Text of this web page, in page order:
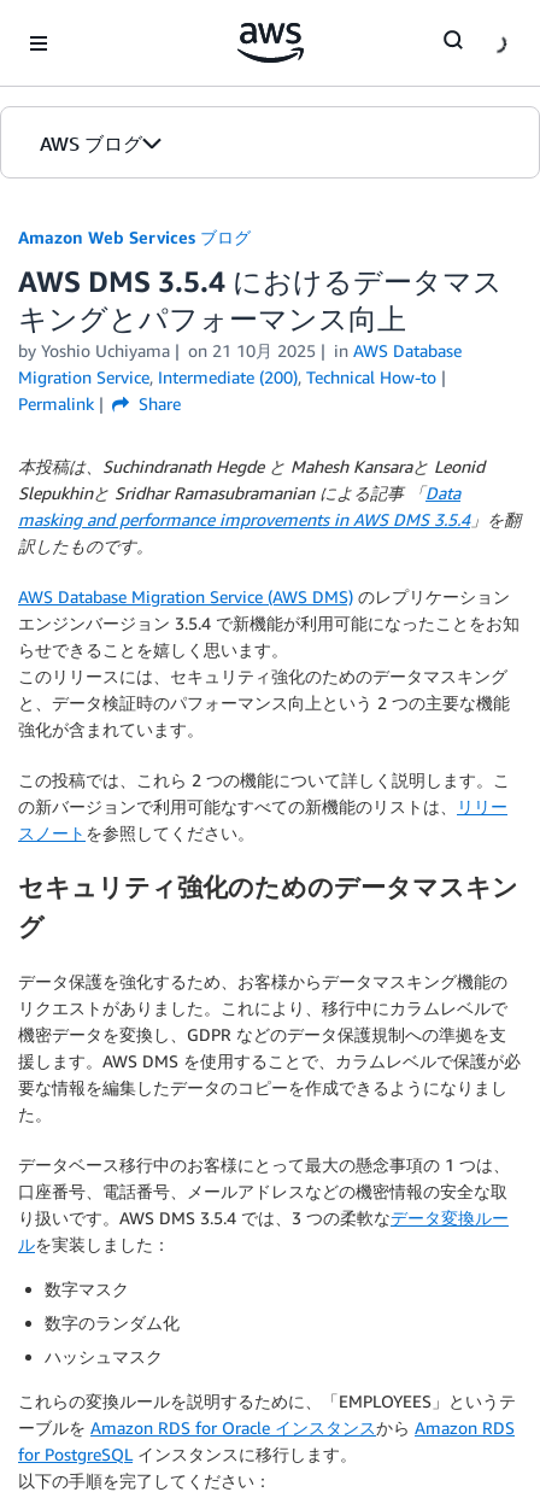
AWS ブログ
カテゴリ
エディション
Amazon Web Services ブログ
AWS DMS 3.5.4 におけるデータマス
キングとパフォーマンス向上
by Yoshio Uchiyama on 21 10月 2025 in AWS Database
Migration Service, Intermediate (200), Technical How-to
Permalink
Share
本投稿は、Suchindranath Hegde と Mahesh Kansaraと Leonid
Slepukhinと Sridhar Ramasubramanian による記事 「Data
masking and performance improvements in AWS DMS 3.5.4」を翻
訳したものです。
AWS Database Migration Service (AWS DMS) のレプリケーション
エンジンバージョン 3.5.4 で新機能が利用可能になったことをお知
らせできることを嬉しく思います。
このリリースには、セキュリティ強化のためのデータマスキング
と、データ検証時のパフォーマンス向上という 2 つの主要な機能
強化が含まれています。
この投稿では、これら 2 つの機能について詳しく説明します。こ
の新バージョンで利用可能なすべての新機能のリストは、
リリー
スノート を参照してください。
セキュリティ強化のためのデータマスキン
グ
データ保護を強化するため、お客様からデータマスキング機能の
リクエストがありました。これにより、移行中にカラムレベルで
機密データを変換し、GDPR などのデータ保護規制への準拠を支
援します。AWS DMS を使用することで、カラムレベルで保護が必
要な情報を編集したデータのコピーを作成できるようになりまし
た。
データベース移行中のお客様にとって最大の懸念事項の 1 つは、
口座番号、電話番号、メールアドレスなどの機密情報の安全な取
り扱いです。AWS DMS 3.5.4 では、3 つの柔軟なデータ変換ルー
ルを実装しました：
数字マスク
数字のランダム化
ハッシュマスク
これらの変換ルールを説明するために、「EMPLOYEES」というテ
ーブルを Amazon RDS for Oracle インスタンスから Amazon RDS
for PostgreSQL インスタンスに移行します。
以下の手順を完了してください：